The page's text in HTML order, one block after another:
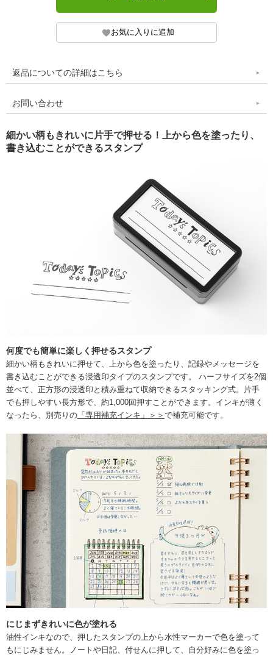
返品についての詳細はこちら
お問い合わせ
細かい柄もきれいに片手で押せる！上から色を塗ったり、
書き込むことができるスタンプ
何度でも簡単に楽しく押せるスタンプ
細かい柄もきれいに押せて、上から色を塗ったり、記録やメッセージを
書き込むことができる浸透印タイプのスタンプです。 ハーフサイズを2個
並べて、正方形の浸透印と積み重ねて収納できるスタッキング式。片手
でも押しやすい長方形で、約1,000回押すことができます。インキが薄く
なったら、別売りの 「専用補充インキ」＞＞ で補充可能です。
にじまずきれいに色が塗れる
油性インキなので、押したスタンプの上から水性マーカーで色を塗って
もにじみません。ノートや日記、付せんに押して、自分好みに色を塗っ